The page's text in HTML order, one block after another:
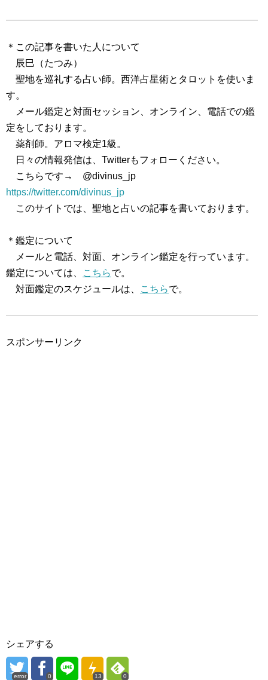
＊この記事を書いた人について
辰巳（たつみ）
聖地を巡礼する占い師。西洋占星術とタロットを使いま
す。
メール鑑定と対面セッション、オンライン、電話での鑑
定をしております。
薬剤師。アロマ検定1級。
日々の情報発信は、Twitterもフォローください。
こちらです→ @divinus_jp
https://twitter.com/divinus_jp
このサイトでは、聖地と占いの記事を書いております。
＊鑑定について
メールと電話、対面、オンライン鑑定を行っています。
鑑定については、
こちらで。
対面鑑定のスケジュールは、
こちらで。
スポンサーリンク
シェアする
error 0 13 0